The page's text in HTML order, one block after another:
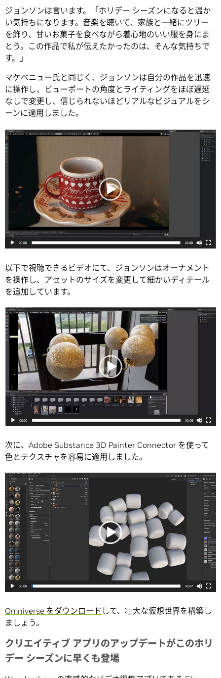
ジョンソンは言います。「ホリデー シーズンになると温か
い気持ちになります。音楽を聴いて、家族と一緒にツリー
を飾り、甘いお菓子を食べながら着心地のいい服を身にま
とう。この作品で私が伝えたかったのは、そんな気持ちで
す。」
マケベニュー氏と同じく、ジョンソンは自分の作品を迅速
に操作し、ビューポートの角度とライティングをほぼ遅延
なしで変更し、信じられないほどリアルなビジュアルをシ
ーンに適用しました。
以下で視聴できるビデオにて、ジョンソンはオーナメント
を操作し、アセットのサイズを変更して細かいディテール
を追加しています。
次に、Adobe Substance 3D Painter Connector を使って
色とテクスチャを容易に適用しました。
Omniverse をダウンロード して、壮大な仮想世界を構築し
ましょう。
クリエイティブ アプリのアップデートがこのホリ
デー シーズンに早くも登場